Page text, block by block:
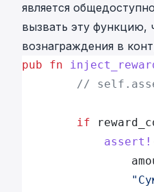
является
вызвать эту функцию,
вознаграждения в
pub fn
//
        if
            assert!